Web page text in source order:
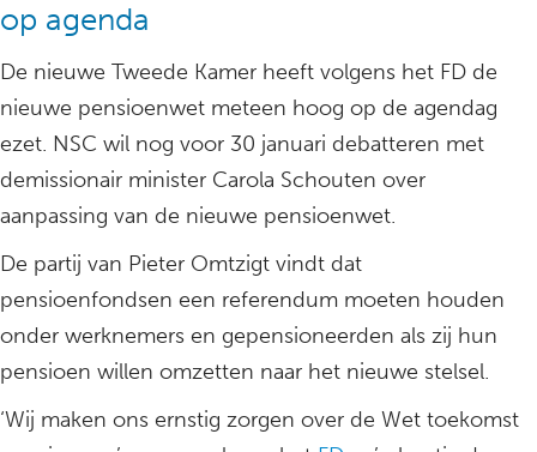
op agenda
De nieuwe Tweede Kamer heeft volgens het FD de
nieuwe pensioenwet meteen hoog op de agendag
ezet. NSC wil nog voor 30 januari debatteren met
demissionair minister Carola Schouten over
aanpassing van de nieuwe pensioenwet.
De partij van Pieter Omtzigt vindt dat
pensioenfondsen een referendum moeten houden
onder werknemers en gepensioneerden als zij hun
pensioen willen omzetten naar het nieuwe stelsel.
‘Wij maken ons ernstig zorgen over de Wet toekomst